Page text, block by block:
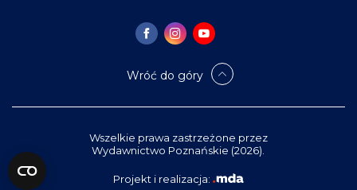
Wróć do góry
Wszelkie prawa zastrzeżone przez
Wydawnictwo Poznańskie (2026).
Projekt i realizacja: